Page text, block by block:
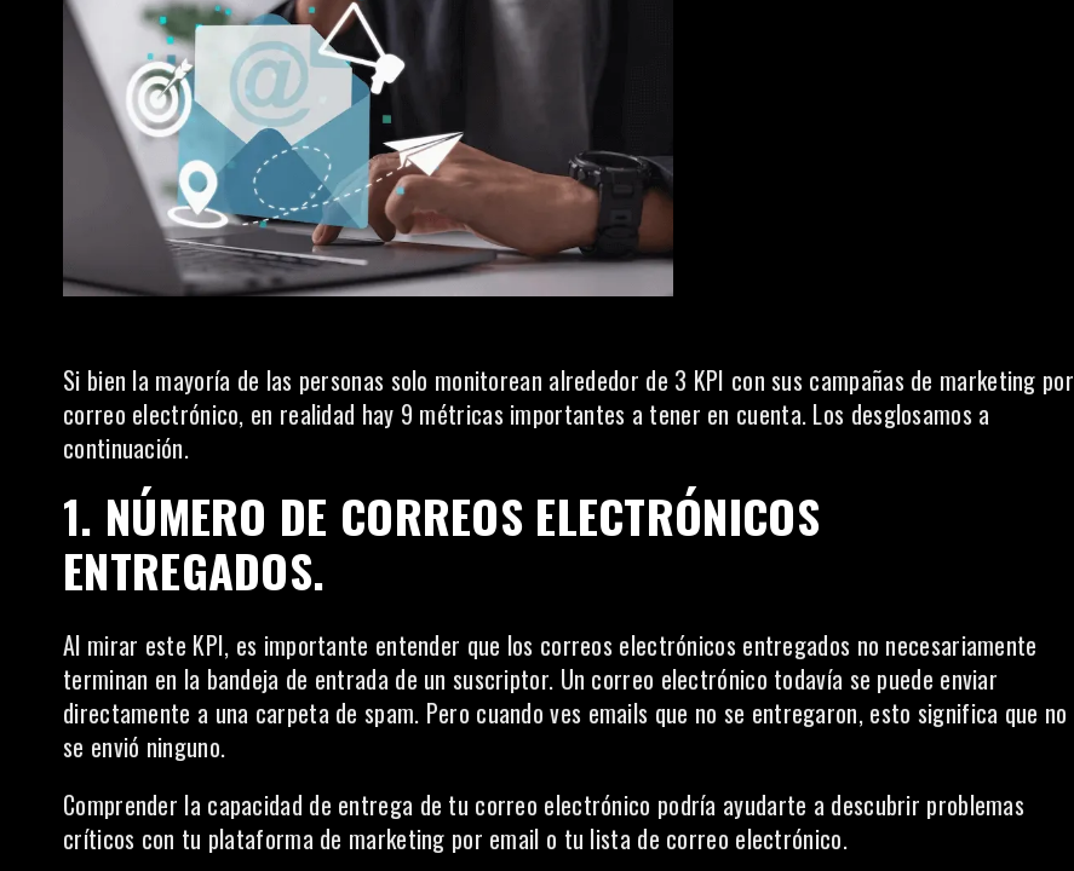
Si bien la mayoría de las personas solo monitorean alrededor de 3 KPI con sus campañas de marketing por
correo electrónico, en realidad hay 9 métricas importantes a tener en cuenta. Los desglosamos a
continuación.
1. NÚMERO DE CORREOS ELECTRÓNICOS
ENTREGADOS.
Al mirar este KPI, es importante entender que los correos electrónicos entregados no necesariamente
terminan en la bandeja de entrada de un suscriptor. Un correo electrónico todavía se puede enviar
directamente a una carpeta de spam. Pero cuando ves emails que no se entregaron, esto significa que no
se envió ninguno.
Comprender la capacidad de entrega de tu correo electrónico podría ayudarte a descubrir problemas
críticos con tu plataforma de marketing por email o tu lista de correo electrónico.